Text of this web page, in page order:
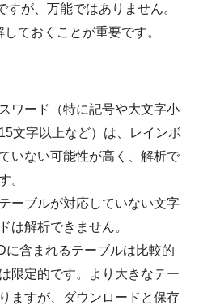
が、万能ではありません。
ておくことが重要です。
ワード（特に記号や大文字小
文字以上など）は、レインボ
いない可能性が高く、解析で
。
ーブルが対応していない文字
は解析できません。
に含まれるテーブルは比較的
限定的です。より大きなテー
ますが、ダウンロードと保存